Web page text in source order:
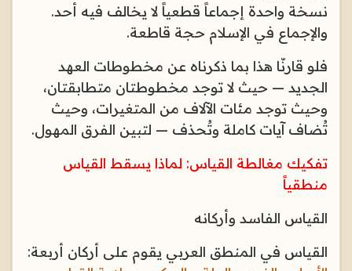
نسخة واحدة إجماعاً قطعياً لا يخالف فيه أحد.
والإجماع في الإسلام حجة قاطعة.
فلو قارنّا هذا بما ذكرناه عن مخطوطات العهد
الجديد — حيث لا توجد مخطوطتان متطابقتان،
وحيث توجد مئات الآلاف من المتغيرات، وحيث
تُضاف آيات كاملة وتُحذف — لتبين الفرق المهول.
تفكيك مغالطة القياس: لماذا يسقط القياس
منطقياً
القياس الفاسد وأركانه
القياس في المنطق العربي يقوم على أركان أربعة: